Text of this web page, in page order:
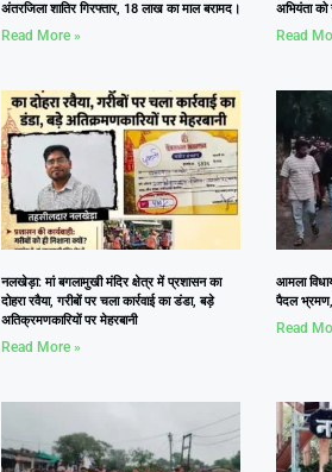
अंतरजिला शातिर गिरफ्तार, 18 लाख का माल बरामद।
Read More »
अभियंता को
Read
नलखेड़ा: मां बगलामुखी मंदिर क्षेत्र में प्रशासन का
दोहरा रवैया, गरीबों पर चला कार्रवाई का डंडा, बड़े
अतिक्रमणकारियों पर मेहरबानी
Read More »
आमला
पैदल भ्रमण,
Read